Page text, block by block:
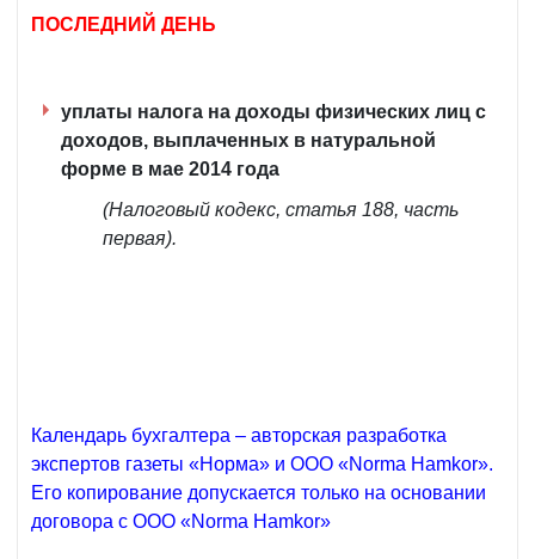
ПОСЛЕДНИЙ ДЕНЬ
уплаты налога на доходы физических лиц с
доходов, выплаченных в натуральной
форме в мае 2014 года
(Налоговый кодекс, статья 188, часть
первая).
Календарь бухгалтера – авторская разработка
экспертов газеты «Норма» и ООО «Norma Hamkor».
Его копирование допускается только на основании
договора с ООО «Norma Hamkor»